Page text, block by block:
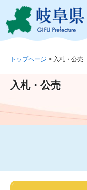
ジ
ュ
文
トップページ > 入札・公売
入札・公売